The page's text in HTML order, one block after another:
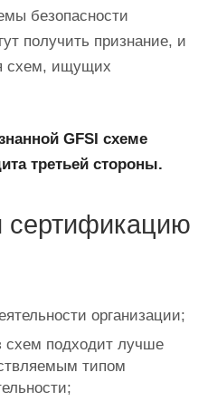
безопасности
получить признание, и
схем, ищущих
GFSI схеме
третьей стороны.
сертификацию
организации;
схем подходит лучше
типом